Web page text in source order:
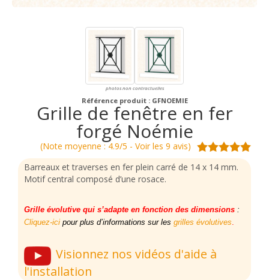
photos non contractuelles
Référence produit : GFNOEMIE
Grille de fenêtre en fer
forgé Noémie
(Note moyenne : 4.9/5 - Voir les 9 avis)
Barreaux et traverses en fer plein carré de 14 x 14 mm.
Motif central composé d’une rosace.
Grille évolutive qui s’adapte en fonction des dimensions :
Cliquez-ici pour plus d’informations sur les grilles évolutives
Visionnez nos vidéos d'aide à
l'installation